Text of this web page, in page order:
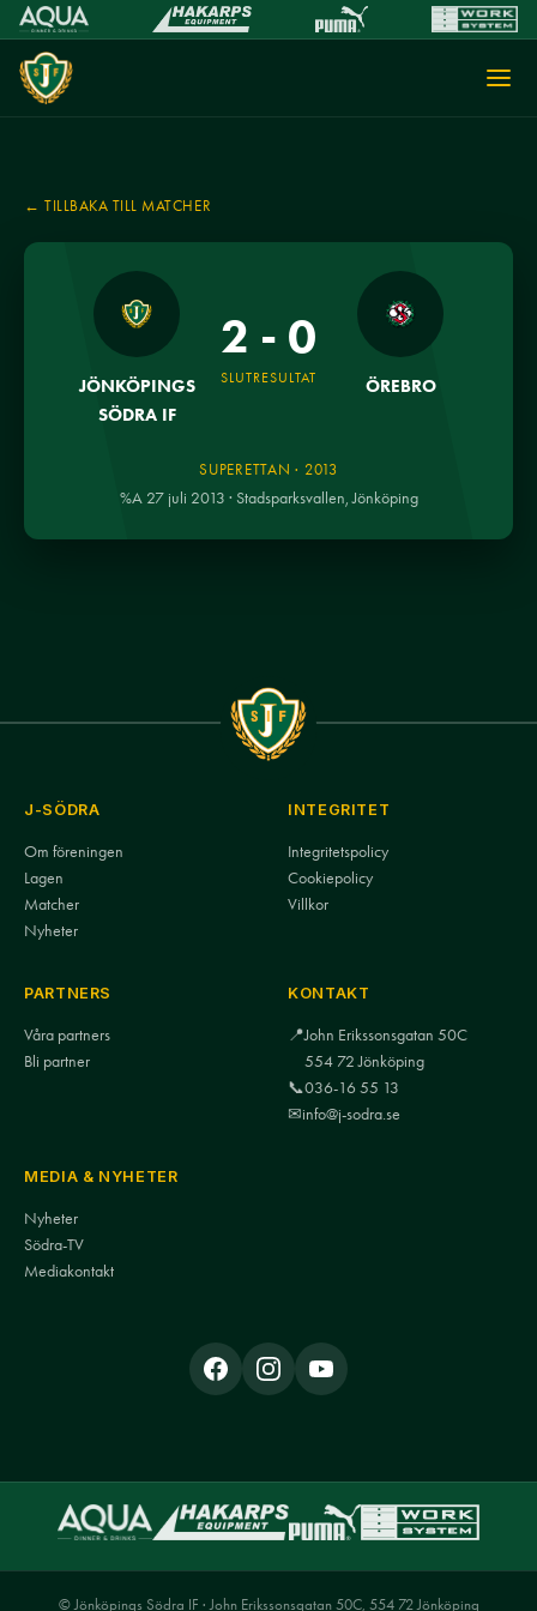
← TILLBAKA TILL MATCHER
JÖNKÖPINGS
SÖDRA IF
2 - 0
SLUTRESULTAT ÖREBRO
SUPERETTAN · 2013
%A 27 juli 2013 · Stadsparksvallen, Jönköping
J-SÖDRA
Om föreningen
Lagen
Matcher
Nyheter
INTEGRITET
Integritetspolicy
Cookiepolicy
Villkor
PARTNERS
Våra partners
Bli partner
KONTAKT
📍John Erikssonsgatan 50C
554 72 Jönköping
📞036-16 55 13
✉info@j-sodra.se
MEDIA & NYHETER
Nyheter
Södra-TV
Mediakontakt
© Jönköpings Södra IF · John Erikssonsgatan 50C, 554 72 Jönköping